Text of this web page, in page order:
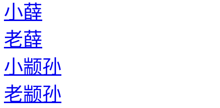
小薛
老薛
小颛孙
老颛孙